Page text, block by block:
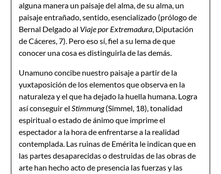
alguna manera un paisaje del alma, de su alma, un
paisaje entrañado, sentido, esencializado (prólogo de
Bernal Delgado al Viaje por Extremadura, Diputación
de Cáceres, 7). Pero eso sí, fiel a su lema de que
conocer una cosa es distinguirla de las demás.
Unamuno concibe nuestro paisaje a partir de la
yuxtaposición de los elementos que observa en la
naturaleza y el que ha dejado la huella humana. Logra
así conseguir elStimmung(Simmel, 18), tonalidad
espiritual o estado de ánimo que imprime el
espectador a la hora de enfrentarse a la realidad
contemplada. Las ruinas de Emérita le indican que en
las partes desaparecidas o destruidas de las obras de
arte han hecho acto de presencia las fuerzas y las